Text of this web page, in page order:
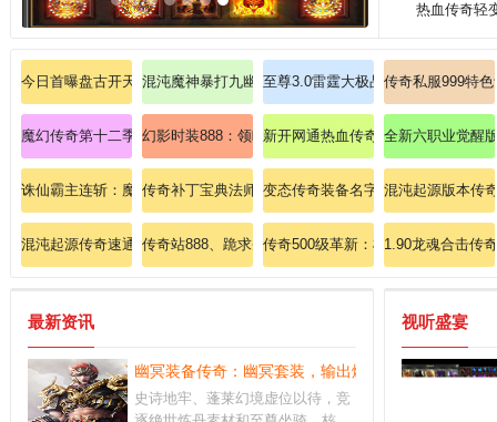
热血传奇轻
今日首曝盘古开天传奇私服：道士神兽白虎终极驯化攻略！
混沌魔神暴打九幽邪神的至尊秘典至尊3.0雷霆大极品：突破极限，制
传奇私服999特
魔幻传奇第十二季法师如何极致优化魔法盾？
幻影时装888：领略传奇私服里的至尊奢华
新开网通热血传奇私服全新六职业觉醒
诛仙霸主连斩：魔域私服诛仙暴击的终焉之战
传奇补丁宝典法师篇：冰咆哮进阶，冻结天地万物！
变态传奇装备名字 混沌起源版本传
混沌起源传奇速通攻略战士英雄半月弯刀
传奇站888、跪求圣战戒指(战)？传奇500级革新：枯燥刷怪必备瞬回
1.90龙魂合击传
最新资讯
幽冥装备传奇：幽冥套装，输出爆表！
史诗地牢、蓬莱幻境虚位以待，竞
视听盛宴